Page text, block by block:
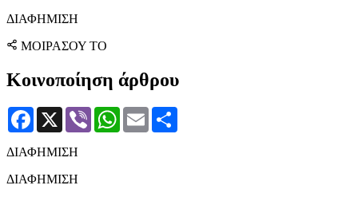
ΔΙΑΦΗΜΙΣΗ
ΜΟΙΡΑΣΟΥ ΤΟ
Κοινοποίηση άρθρου
Facebook
X Viber WhatsApp
Email
ΔΙΑΦΗΜΙΣΗ
ΔΙΑΦΗΜΙΣΗ